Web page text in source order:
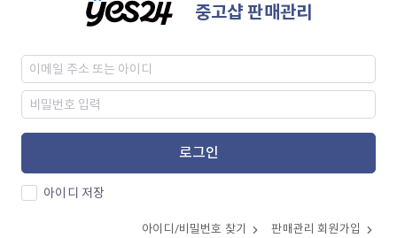
중고샵 판매관리
로그인
아이디 저장
아이디/비밀번호 찾기 판매관리 회원가입